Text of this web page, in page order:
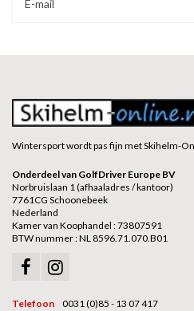
Wintersport wordt pas fijn met Skihelm-
Onderdeel van GolfDriver Europe BV
Norbruislaan 1 (afhaaladres / kantoor)
7761CG Schoonebeek
Nederland
Kamer van Koophandel : 73807591
BTW nummer : NL 8596.71.070.B01
Telefoon
0031 (0)85 - 13 07 417